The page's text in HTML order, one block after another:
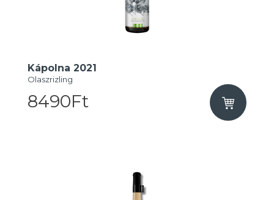
Kápolna 2021
Olaszrizling
8490Ft